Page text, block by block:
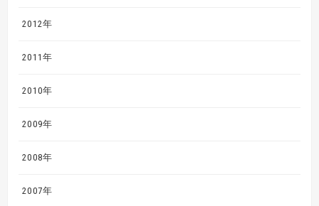
2012年
2011年
2010年
2009年
2008年
2007年